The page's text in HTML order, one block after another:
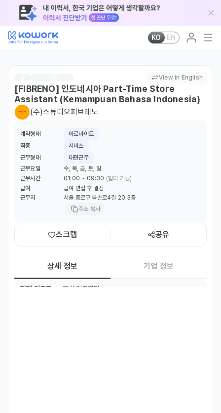
KO EN
View in English
[FIBRENO] 인도네시아 Part-Time Store
Assistant (Kemampuan Bahasa Indonesia)
(주)스튜디오피브레노
계약형태
아르바이트
직종
서비스
근무형태
대면근무
근무요일
수, 목, 금, 토, 일
근무시간
01:00 ~ 09:30 (협의 가능)
급여
급여 면접 후 결정
근무지
서울 종로구 북촌로4길 20 3층
주소 복사
스크랩 공유
상세 정보 기업 정보
현재 거주지
국내 거주자만